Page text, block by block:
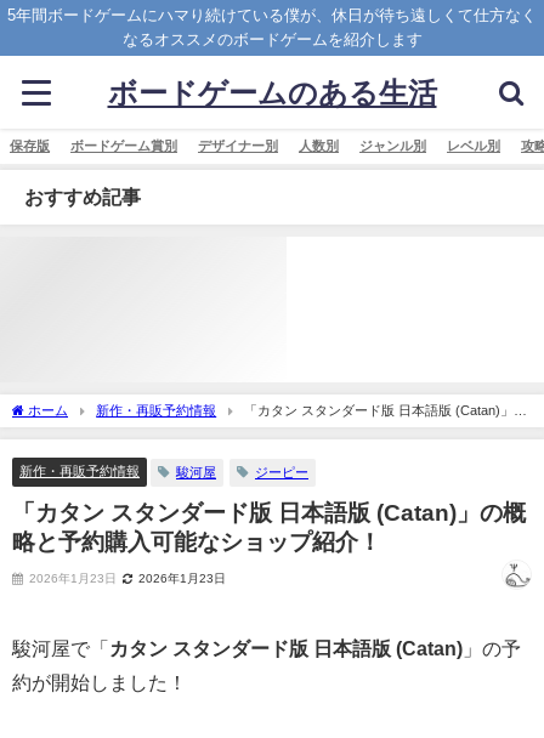
5年間ボードゲームにハマり続けている僕が、休日が待ち遠しくて仕方なく
なるオススメのボードゲームを紹介します
ボードゲームのある生活
保存版 ボードゲーム賞別 デザイナー別 人数別 ジャンル別 レベル別 攻
おすすめ記事
ホーム 新作・再販予約情報
「カタン スタンダード版 日本語版 (Catan)」の
概略と予約購入可能なショップ紹介！
新作・再販予約情報 駿河屋 ジーピー
「カタン スタンダード版 日本語版 (Catan)」の概
略と予約購入可能なショップ紹介！
2026年1月23日 2026年1月23日
駿河屋で「 カタン スタンダード版 日本語版 (Catan) 」の予
約が開始しました！